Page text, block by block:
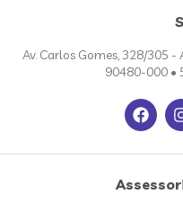
Av. Carlos Gomes, 328/305 -
90480-000 •